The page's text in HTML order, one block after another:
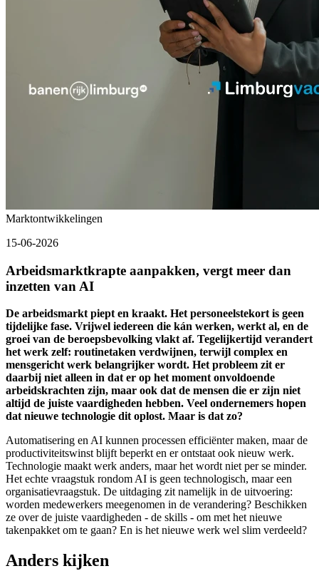
Marktontwikkelingen
15-06-2026
Arbeidsmarktkrapte aanpakken, vergt meer dan
inzetten van AI
De arbeidsmarkt piept en kraakt. Het personeelstekort is geen
tijdelijke fase. Vrijwel iedereen die kán werken, werkt al, en de
groei van de beroepsbevolking vlakt af. Tegelijkertijd verandert
het werk zelf: routinetaken verdwijnen, terwijl complex en
mensgericht werk belangrijker wordt. Het probleem zit er
daarbij niet alleen in dat er op het moment onvoldoende
arbeidskrachten zijn, maar ook dat de mensen die er zijn niet
altijd de juiste vaardigheden hebben. Veel ondernemers hopen
dat nieuwe technologie dit oplost. Maar is dat zo?
Automatisering en AI kunnen processen efficiënter maken, maar de
productiviteitswinst blijft beperkt en er ontstaat ook nieuw werk.
Technologie maakt werk anders, maar het wordt niet per se minder.
Het echte vraagstuk rondom AI is geen technologisch, maar een
organisatievraagstuk. De uitdaging zit namelijk in de uitvoering:
worden medewerkers meegenomen in de verandering? Beschikken
ze over de juiste vaardigheden - de skills - om met het nieuwe
takenpakket om te gaan? En is het nieuwe werk wel slim verdeeld?
Anders kijken